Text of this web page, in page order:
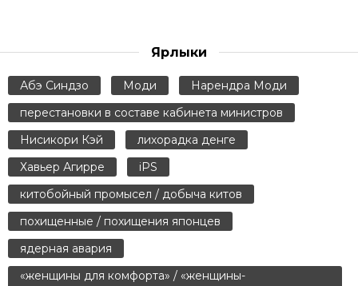
Ярлыки
Абэ Синдзо Моди
Нарендра Моди
перестановки в составе кабинета министров
Нисикори Кэй
лихорадка денге
Хавьер Агирре
iPS
китобойный промысел / добыча китов
похищенные / похищения японцев
ядерная авария
«женщины для комфорта» / «женщины-